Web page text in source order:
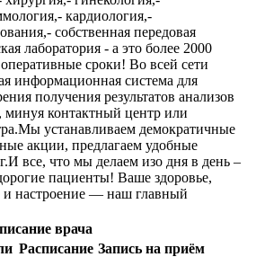
кардиология,-
собственная передовая
лаборатория - а это более 2000
сроки! Во всей сети
информационная система для
получения результатов анализов
минуя контактный центр или
устанавливаем демократичные
акции, предлагаем удобные
все, что мы делаем изо дня в день –
пациенты! Ваше здоровье,
и настроение — наш главный
врача
Расписание Запись на приём